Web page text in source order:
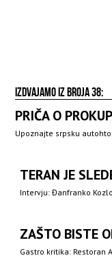
IZDVAJAMO IZ BROJA 38:
PRIČA O
Upoznajte srpsku
TERAN JE
Intervju: Đanfranko
ZAŠTO BISTE
Gastro kritika: Restoran